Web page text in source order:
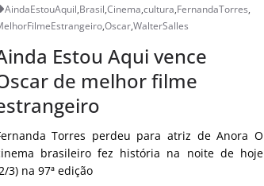
AindaEstouAquil,Brasil,Cinema,cultura,FernandaTorres,
,Oscar,WalterSalles
Estou Aqui vence
de melhor filme
Torres perdeu para atriz de Anora O
brasileiro fez história na noite de hoje
3) na 97ª edição